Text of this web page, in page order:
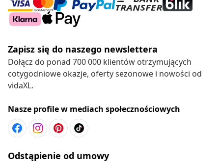
Zapisz się do naszego newslettera
Dołącz do ponad 700 000 klientów otrzymujących
cotygodniowe okazje, oferty sezonowe i nowości od
vidaXL.
Nasze profile w mediach społecznościowych
Odstąpienie od umowy